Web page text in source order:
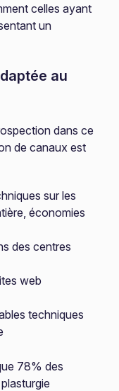
celles ayant
un
au
dans ce
de canaux est
sur les
économies
des centres
web
techniques
78% des